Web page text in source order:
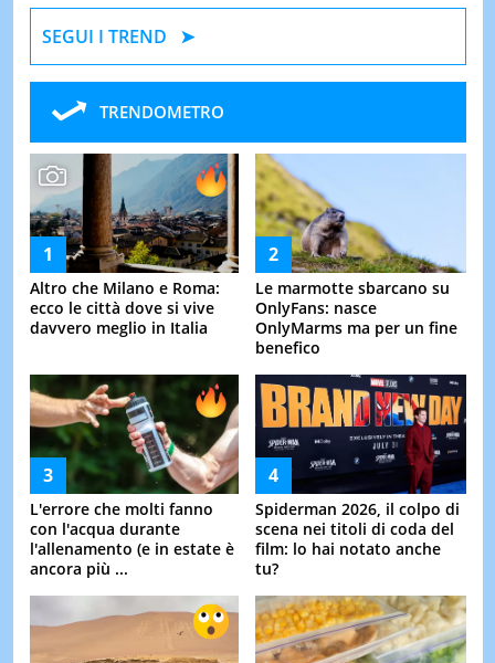
SEGUI I TREND
TRENDOMETRO
Altro che Milano e Roma:
ecco le città dove si vive
davvero meglio in Italia
Le marmotte sbarcano su
OnlyFans: nasce
OnlyMarms ma per un fine
benefico
L'errore che molti fanno
con l'acqua durante
l'allenamento (e in estate è
ancora più ...
Spiderman 2026, il colpo di
scena nei titoli di coda del
film: lo hai notato anche
tu?